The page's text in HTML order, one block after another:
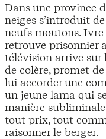
Dans une province
neiges s’introduit
neufs moutons. Ivre
retrouve prisonnier
télévision arrive sur
de colère, promet
lui accorder une
un jeune lama qui
manière subliminale
tout prix, tout
raisonner le berger.